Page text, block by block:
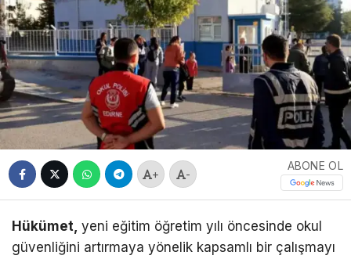
+ -
ABONE OL
Hükümet, yeni eğitim öğretim yılı öncesinde okul
güvenliğini artırmaya yönelik kapsamlı bir çalışmayı